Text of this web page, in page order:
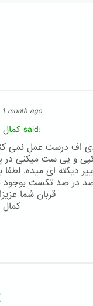
month ago
said:
اف درست عمل نمی
و پی ست میکنی
دیکته ای میده. لطفا
در صد تکست بوجود
قربان شما